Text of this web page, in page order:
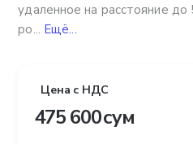
удаленное на расстояние
ро... Ещё...
Цена с НДС
475 600 сум